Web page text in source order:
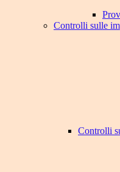
Controlli sulle
Controlli